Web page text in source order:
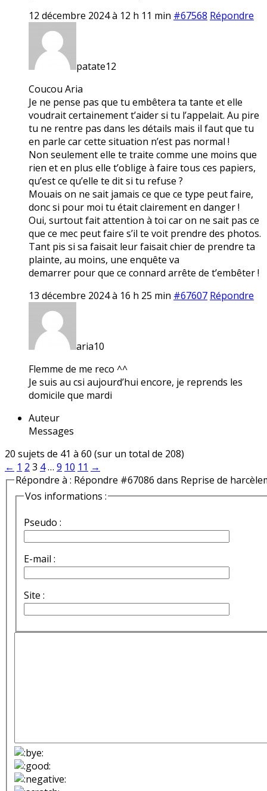
12 décembre 2024 à 12 h 11 min #67568 Répondre
patate12
Coucou Aria
Je ne pense pas que tu embêtera ta tante et elle
voudrait certainement t’aider si tu l’appelait. Au pire
tu ne rentre pas dans les détails mais il faut que tu
en parle car cette situation n’est pas normal !
Non seulement elle te traite comme une moins que
rien et en plus elle t’oblige à faire tous ces papiers,
qu’est ce qu’elle te dit si tu refuse ?
Mouais on ne sait jamais ce que ce type peut faire,
donc si pour moi tu était clairement en danger !
Oui, surtout fait attention à toi car on ne sait pas ce
que ce mec peut faire s’il te voit prendre des photos.
Tant pis si sa faisait leur faisait chier de prendre ta
plainte, au moins, une enquête va
demarrer pour que ce connard arrête de t’embêter !
13 décembre 2024 à 16 h 25 min #67607 Répondre
aria10
Flemme de me reco ^^
Je suis au csi aujourd’hui encore, je reprends les
domicile que mardi
Auteur
Messages
20 sujets de 41 à 60 (sur un total de 208)
← 1 2 3 4… 9 10 11 →
Répondre à : Répondre #67086 dans Reprise de
Vos informations :
Pseudo :
E-mail :
Site :